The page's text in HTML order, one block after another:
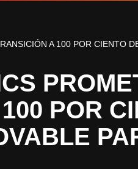
A 100 POR CIENTO
POR